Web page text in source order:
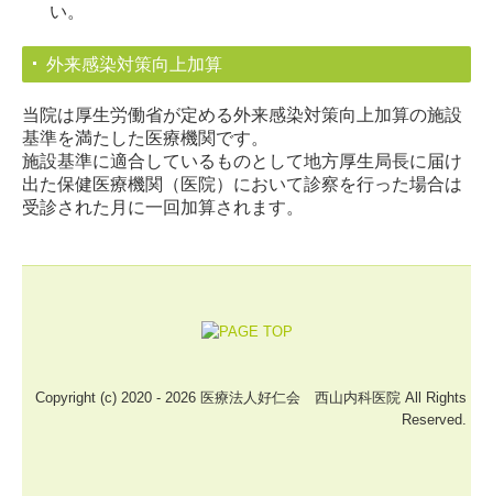
い。
外来感染対策向上加算
当院は厚生労働省が定める外来感染対策向上加算の施設
基準を満たした医療機関です。
施設基準に適合しているものとして地方厚生局長に届け
出た保健医療機関（医院）において診察を行った場合は
受診された月に一回加算されます。
Copyright (c) 2020 - 2026 医療法人好仁会 西山内科医院 All Rights
Reserved.